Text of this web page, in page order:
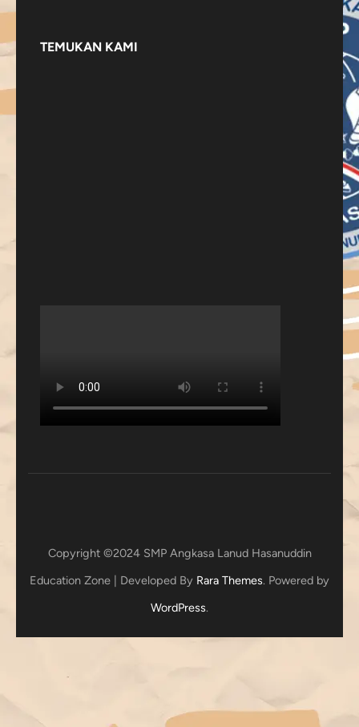
TEMUKAN KAMI
Copyright ©2024 SMP Angkasa Lanud Hasanuddin
Education Zone | Developed By Rara Themes. Powered by
WordPress.